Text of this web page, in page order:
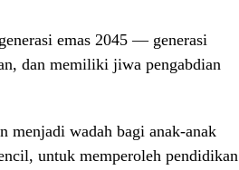
emas 2045 — generasi
dan memiliki jiwa pengabdian
menjadi wadah bagi anak-anak
untuk memperoleh pendidikan